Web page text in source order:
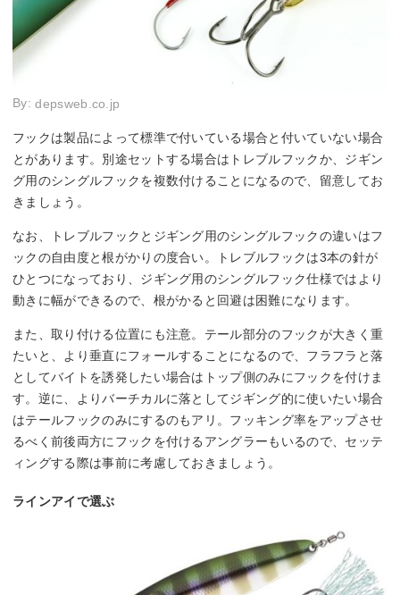
By:depsweb.co.jp
フックは製品によって標準で付いている場合と付いていない場合
とがあります。別途セットする場合はトレブルフックか、ジギン
グ用のシングルフックを複数付けることになるので、留意してお
きましょう。
なお、トレブルフックとジギング用のシングルフックの違いはフ
ックの自由度と根がかりの度合い。トレブルフックは3本の針が
ひとつになっており、ジギング用のシングルフック仕様ではより
動きに幅ができるので、根がかると回避は困難になります。
また、取り付ける位置にも注意。テール部分のフックが大きく重
たいと、より垂直にフォールすることになるので、フラフラと落
としてバイトを誘発したい場合はトップ側のみにフックを付けま
す。逆に、よりバーチカルに落としてジギング的に使いたい場合
はテールフックのみにするのもアリ。フッキング率をアップさせ
るべく前後両方にフックを付けるアングラーもいるので、セッテ
ィングする際は事前に考慮しておきましょう。
ラインアイで選ぶ